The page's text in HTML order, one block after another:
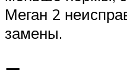
Меган 2
замены.